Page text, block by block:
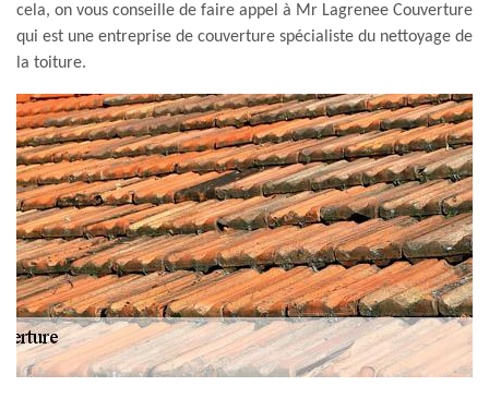
cela, on vous conseille de faire appel à Mr Lagrenee Couverture
qui est une entreprise de couverture spécialiste du nettoyage de
la toiture.